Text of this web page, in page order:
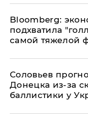
Bloomberg:
подхватила
самой тяжелой
Соловьев
Донецка из-за
баллистики у